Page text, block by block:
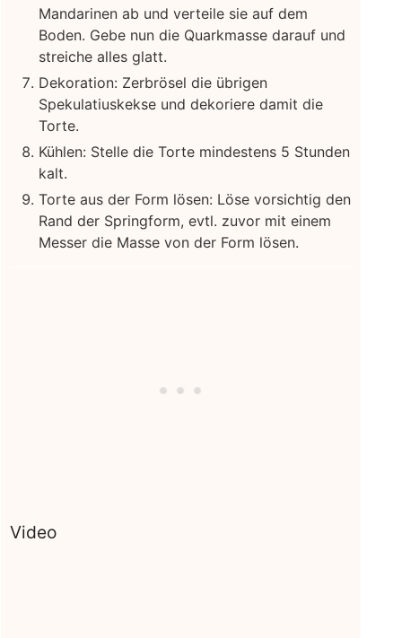
Mandarinen ab und verteile sie auf dem
Boden. Gebe nun die Quarkmasse darauf und
streiche alles glatt.
Dekoration: Zerbrösel die übrigen
Spekulatiuskekse und dekoriere damit die
Torte.
Kühlen: Stelle die Torte mindestens 5 Stunden
kalt.
Torte aus der Form lösen: Löse vorsichtig den
Rand der Springform, evtl. zuvor mit einem
Messer die Masse von der Form lösen.
Video